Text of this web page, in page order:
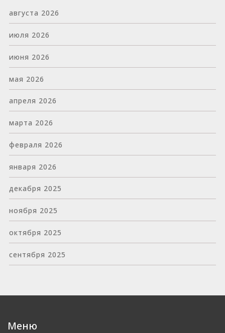
августа 2026
июля 2026
июня 2026
мая 2026
апреля 2026
марта 2026
февраля 2026
января 2026
декабря 2025
ноября 2025
октября 2025
сентября 2025
Меню